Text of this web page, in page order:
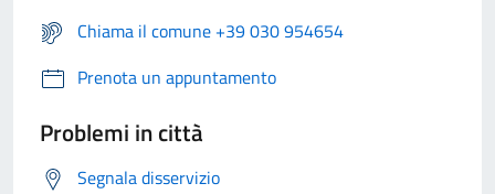
Chiama il comune +39 030 954654
Prenota un appuntamento
Problemi in città
Segnala disservizio